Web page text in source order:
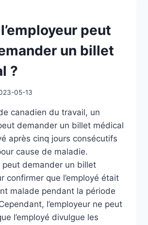
peut
un billet
?
05-13
canadien du travail, un
demander un billet médical
après cinq jours consécutifs
cause de maladie.
peut demander un billet
confirmer que l’employé était
malade pendant la période
l’employeur ne peut
l’employé divulgue les